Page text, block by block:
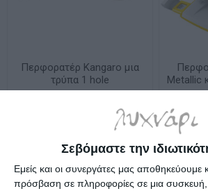
Σεβόμαστε την
Εμείς και οι συνεργάτες μας αποθηκεύουμε
πρόσβαση σε πληροφορίες σε μια
Περφορατέρ Kangaro μια
τρύπα 1 hole
Metallic